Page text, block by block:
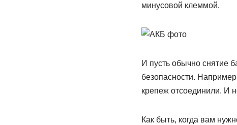
минусовой клеммой.
И пусть обычно снятие
безопасности.
крепеж отсоединили. И
Как быть, когда вам